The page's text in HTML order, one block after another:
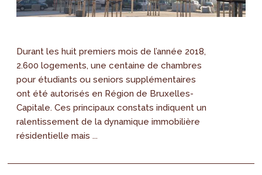
Durant les huit premiers mois de l’année 2018,
2.600 logements, une centaine de chambres
pour étudiants ou seniors supplémentaires
ont été autorisés en Région de Bruxelles-
Capitale. Ces principaux constats indiquent un
ralentissement de la dynamique immobilière
résidentielle mais ...